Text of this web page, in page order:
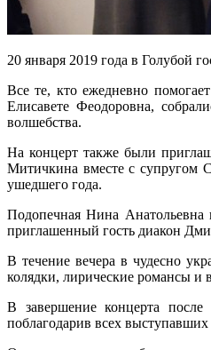
20 января 2019 года в Голубой
Все те, кто ежедневно
Елисавете Феодоровна,
волшебства.
На концерт также были
Митичкина вместе с супругом
ушедшего года.
Подопечная Нина
приглашенный гость диакон
В течение вечера в чудесно
колядки, лирические романсы
В завершение концерта после
поблагодарив всех